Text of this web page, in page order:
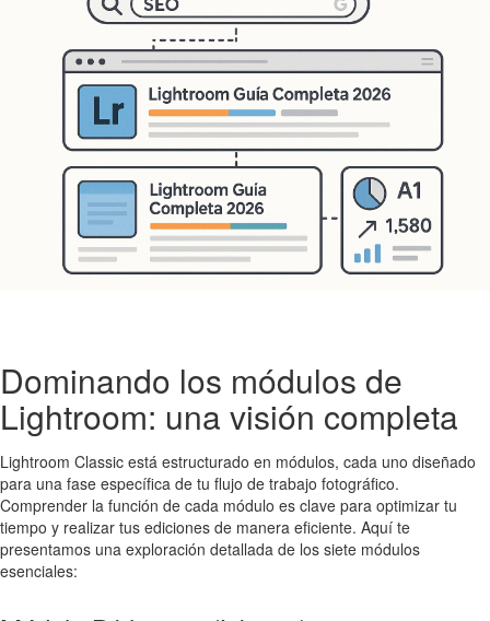
Dominando los módulos de
Lightroom: una visión completa
Lightroom Classic está estructurado en módulos, cada uno diseñado
para una fase específica de tu flujo de trabajo fotográfico.
Comprender la función de cada módulo es clave para optimizar tu
tiempo y realizar tus ediciones de manera eficiente. Aquí te
presentamos una exploración detallada de los siete módulos
esenciales: